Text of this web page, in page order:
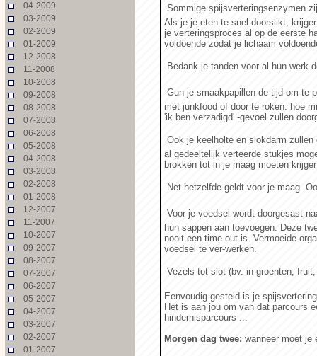
04-2009
03-2009
02-2009
01-2009
12-2008
11-2008
10-2008
09-2008
08-2008
07-2008
06-2008
05-2008
04-2008
03-2008
02-2008
01-2008
12-2007
11-2007
10-2007
09-2007
08-2007
07-2007
06-2007
05-2007
04-2007
03-2007
02-2007
01-2007
 Sommige spijsverteringsenzymen
Als je je eten te snel doorslikt,
je verteringsproces al op de eerste
voldoende zodat je lichaam
 Bedank je tanden voor al hun
 Gun je smaakpapillen de tijd om
met junkfood of door te roken: hoe
'ik ben verzadigd' -gevoel zullen
 Ook je keelholte en slokdarm
al gedeeltelijk verteerde stukjes
brokken tot in je maag moeten
 Net hetzelfde geldt voor je maag.
 Voor je voedsel wordt doorgesast
hun sappen aan toevoegen. Deze
nooit een time out is. Vermoeide
voedsel te ver-werken.
 Vezels tot slot (bv. in groenten,
Eenvoudig gesteld is je
Het is aan jou om van dat parcours
hindernisparcours ...
Morgen dag twee: wanneer moet je